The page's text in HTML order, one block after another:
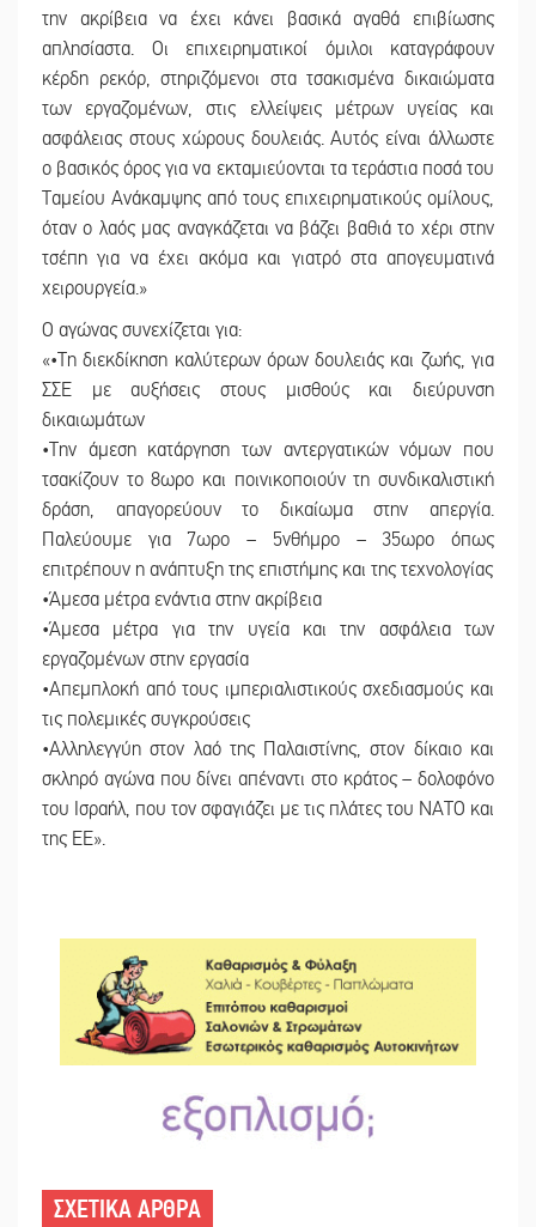
την ακρίβεια να έχει κάνει βασικά αγαθά επιβίωσης
απλησίαστα. Οι επιχειρηματικοί όμιλοι καταγράφουν
κέρδη ρεκόρ, στηριζόμενοι στα τσακισμένα δικαιώματα
των εργαζομένων, στις ελλείψεις μέτρων υγείας και
ασφάλειας στους χώρους δουλειάς. Αυτός είναι άλλωστε
ο βασικός όρος για να εκταμιεύονται τα τεράστια ποσά του
Ταμείου Ανάκαμψης από τους επιχειρηματικούς ομίλους,
όταν ο λαός μας αναγκάζεται να βάζει βαθιά το χέρι στην
τσέπη για να έχει ακόμα και γιατρό στα απογευματινά
χειρουργεία.»
Ο αγώνας συνεχίζεται για:
«•Τη διεκδίκηση καλύτερων όρων δουλειάς και ζωής, για
ΣΣΕ με αυξήσεις στους μισθούς και διεύρυνση
δικαιωμάτων
•Την άμεση κατάργηση των αντεργατικών νόμων που
τσακίζουν το 8ωρο και ποινικοποιούν τη συνδικαλιστική
δράση, απαγορεύουν το δικαίωμα στην απεργία.
Παλεύουμε για 7ωρο – 5νθήμρο – 35ωρο όπως
επιτρέπουν η ανάπτυξη της επιστήμης και της τεχνολογίας
•Άμεσα μέτρα ενάντια στην ακρίβεια
•Άμεσα μέτρα για την υγεία και την ασφάλεια των
εργαζομένων στην εργασία
•Απεμπλοκή από τους ιμπεριαλιστικούς σχεδιασμούς και
τις πολεμικές συγκρούσεις
•Αλληλεγγύη στον λαό της Παλαιστίνης, στον δίκαιο και
σκληρό αγώνα που δίνει απέναντι στο κράτος – δολοφόνο
του Ισραήλ, που τον σφαγιάζει με τις πλάτες του ΝΑΤΟ και
της ΕΕ».
ΣΧΕΤΙΚΑ ΑΡΘΡΑ